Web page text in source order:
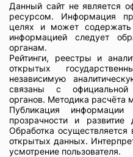
Данный сайт не является
ресурсом. Информация
целях и может содержать
информацией следует
органам.
Рейтинги, реестры и
открытых
независимую
связаны с официальной
органов. Методика расчёта
Публикация
прозрачности и развитие
Обработка осуществляется
открытых данных.
усмотрение пользователя.